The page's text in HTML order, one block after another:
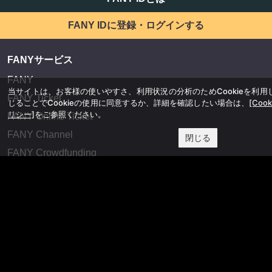
FANY IDに登録・ログインする
FANYサービス
FANY
FANY Ticket
FANY Online Ticket
FANY Channel
FANY Crowdfunding
当サイトは、お客様の使いやすさ、利用状況の分析のためCookieを利用
じることでCookieの使用に同意するか、詳細を確認したい場合は、
リシー]をご参照ください。
閉じる